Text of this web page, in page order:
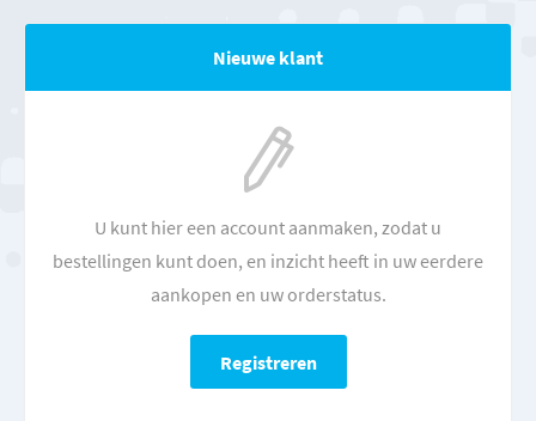
Nieuwe klant
U kunt hier een account aanmaken, zodat u
bestellingen kunt doen, en inzicht heeft in uw eerdere
aankopen en uw orderstatus.